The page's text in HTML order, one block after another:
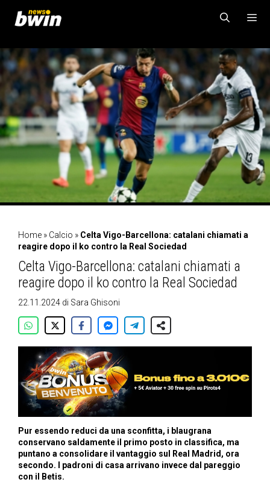
contenuto
MENU
Home » Calcio » Celta Vigo-Barcellona: catalani chiamati a
reagire dopo il ko contro la Real Sociedad
Celta Vigo-Barcellona: catalani chiamati a
reagire dopo il ko contro la Real Sociedad
22.11.2024 di Sara Ghisoni
Pur essendo reduci da una sconfitta, i blaugrana
conservano saldamente il primo posto in classifica, ma
puntano a consolidare il vantaggio sul Real Madrid, ora
secondo. I padroni di casa arrivano invece dal pareggio
con il Betis.